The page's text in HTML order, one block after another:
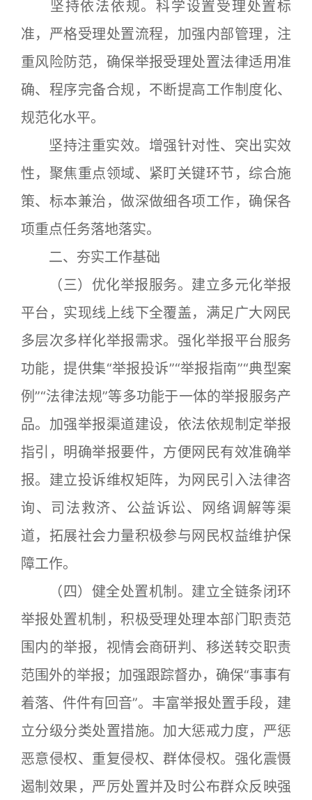
坚持依法依规。科学设置受理处置标
准，严格受理处置流程，加强内部管理，注
重风险防范，确保举报受理处置法律适用准
确、程序完备合规，不断提高工作制度化、
规范化水平。
坚持注重实效。增强针对性、突出实效
性，聚焦重点领域、紧盯关键环节，综合施
策、标本兼治，做深做细各项工作，确保各
项重点任务落地落实。
二、夯实工作基础
（三）优化举报服务。建立多元化举报
平台，实现线上线下全覆盖，满足广大网民
多层次多样化举报需求。强化举报平台服务
功能，提供集“举报投诉”“举报指南”“典型案
例”“法律法规”等多功能于一体的举报服务产
品。加强举报渠道建设，依法依规制定举报
指引，明确举报要件，方便网民有效准确举
报。建立投诉维权矩阵，为网民引入法律咨
询、司法救济、公益诉讼、网络调解等渠
道，拓展社会力量积极参与网民权益维护保
障工作。
（四）健全处置机制。建立全链条闭环
举报处置机制，积极受理处理本部门职责范
围内的举报，视情会商研判、移送转交职责
范围外的举报；加强跟踪督办，确保“事事有
着落、件件有回音”。丰富举报处置手段，建
立分级分类处置措施。加大惩戒力度，严惩
恶意侵权、重复侵权、群体侵权。强化震慑
遏制效果，严厉处置并及时公布群众反映强